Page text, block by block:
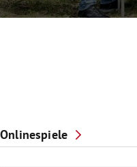
Onlinespiele